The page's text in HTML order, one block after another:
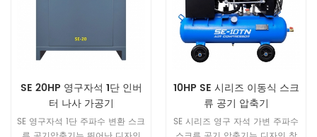
표현합니다.
SE 20HP 영구자석 1단 인버
터 나사 가공기
SE 영구자석 1단 주파수 변환 스크
10HP SE 시리즈 이동식 스크
류 공기 압축기
SE 시리즈 영구 자석 가변 주파수